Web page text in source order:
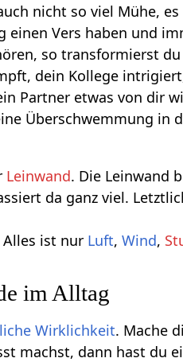
nicht so viel Mühe,
einen Vers haben und
so transformierst
dein Kollege
Partner etwas von dir
Überschwemmung in
Leinwand. Die Leinwand
da ganz viel.
Alles ist nur Luft,Wind,
im Alltag
Wirklichkeit. Mache
machst, dann hast du